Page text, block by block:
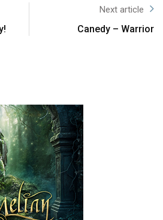
Next article
Canedy – Warrior